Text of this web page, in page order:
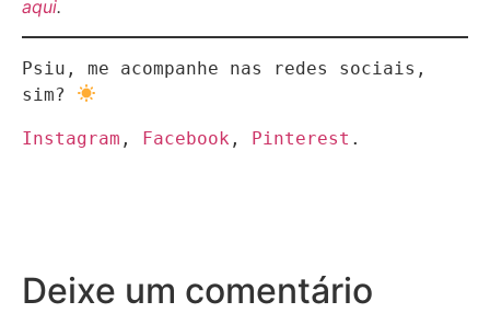
aqui.
Psiu, me acompanhe nas redes sociais,
sim?
Instagram , Facebook , Pinterest .
Deixe um comentário